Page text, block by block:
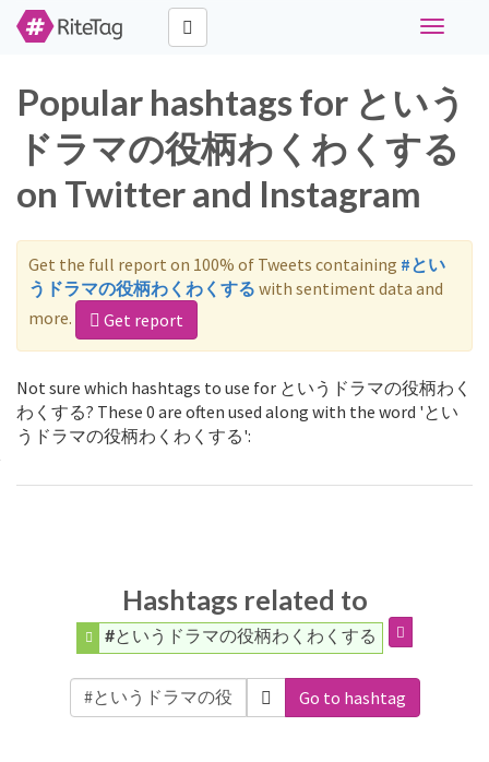
Toggle
Popular hashtags for という
ドラマの役柄わくわくする
on Twitter and Instagram
Get the full report on 100% of Tweets containing #とい
うドラマの役柄わくわくする with sentiment data and
more.
Get report
Not sure which hashtags to use for というドラマの役柄わく
わくする? These 0 are often used along with the word 'とい
うドラマの役柄わくわくする':
Hashtags related to
#というドラマの役柄わくわくする
Go to hashtag